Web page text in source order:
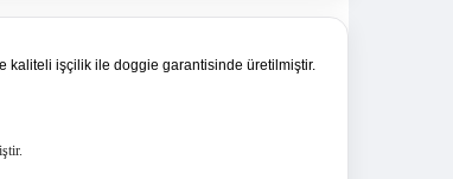
kaliteli işçilik ile doggie garantisinde üretilmiştir.